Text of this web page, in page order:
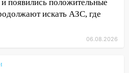
ограничат движение
появились положительные
искать АЗС, где
06.08.2026